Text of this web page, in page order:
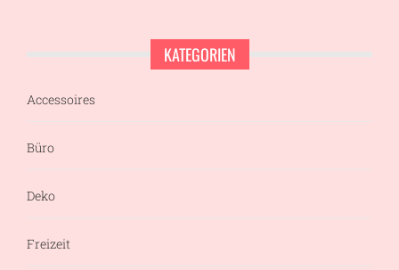
KATEGORIEN
Accessoires
Büro
Deko
Freizeit